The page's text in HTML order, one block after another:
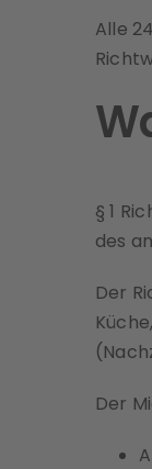
Alle
§ 1
des
Der
Der